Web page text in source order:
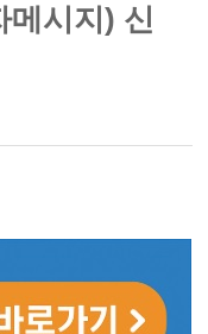
메시지) 신